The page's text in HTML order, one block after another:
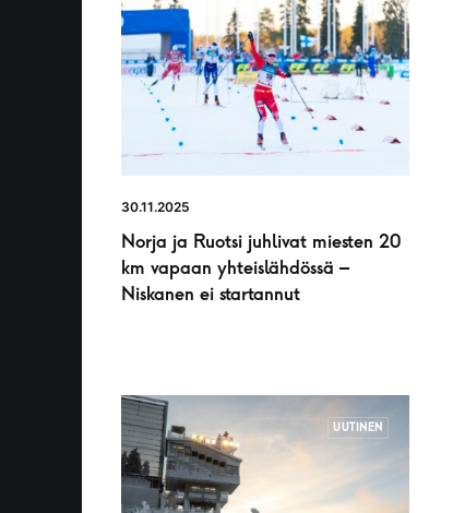
30.11.2025
Norja ja Ruotsi juhlivat miesten 20
km vapaan yhteislähdössä –
Niskanen ei startannut
UUTINEN